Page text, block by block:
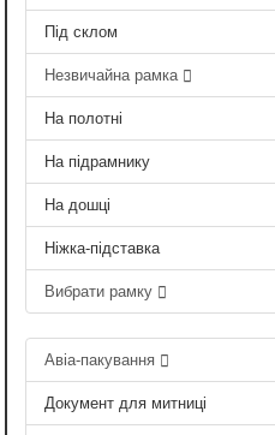
Під склом
Незвичайна рамка
На полотні
На підрамнику
На дошці
Ніжка-підставка
Вибрати рамку
Авіа-пакування
Документ для митниці